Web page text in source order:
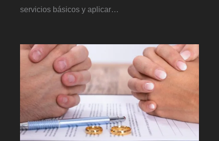
servicios básicos y aplicar…